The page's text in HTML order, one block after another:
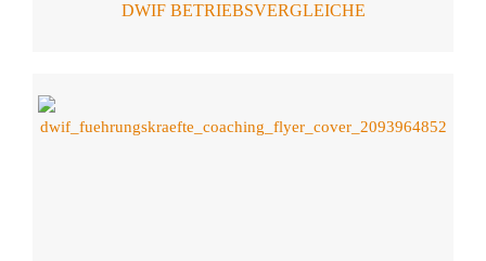
DWIF BETRIEBSVERGLEICHE